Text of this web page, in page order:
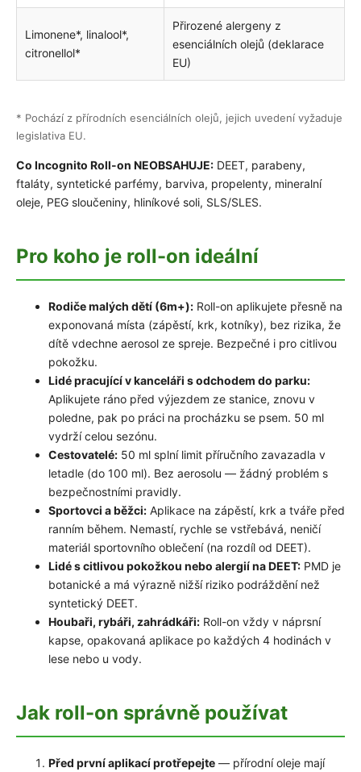
Limonene*, linalool*,
citronellol*
Přirozené alergeny z
esenciálních olejů (deklarace
EU)
* Pochází z přírodních esenciálních olejů, jejich uvedení vyžaduje
legislativa EU.
Co Incognito Roll-on NEOBSAHUJE: DEET, parabeny,
ftaláty, syntetické parfémy, barviva, propelenty, mineralní
oleje, PEG sloučeniny, hliníkové soli, SLS/SLES.
Pro koho je roll-on ideální
Rodiče malých dětí (6m+): Roll-on aplikujete přesně na
exponovaná místa (zápěstí, krk, kotníky), bez rizika, že
dítě vdechne aerosol ze spreje. Bezpečné i pro citlivou
pokožku.
Lidé pracující v kanceláři s odchodem do parku:
Aplikujete ráno před výjezdem ze stanice, znovu v
poledne, pak po práci na procházku se psem. 50 ml
vydrží celou sezónu.
Cestovatelé: 50 ml splní limit příručního zavazadla v
letadle (do 100 ml). Bez aerosolu — žádný problém s
bezpečnostními pravidly.
Sportovci a běžci: Aplikace na zápěstí, krk a tváře před
ranním během. Nemastí, rychle se vstřebává, neničí
materiál sportovního oblečení (na rozdíl od DEET).
Lidé s citlivou pokožkou nebo alergií na DEET: PMD je
botanické a má výrazně nižší riziko podráždění než
syntetický DEET.
Houbaři, rybáři, zahrádkáři: Roll-on vždy v náprsní
kapse, opakovaná aplikace po každých 4 hodinách v
lese nebo u vody.
Jak roll-on správně používat
Před první aplikací protřepejte — přírodní oleje mají